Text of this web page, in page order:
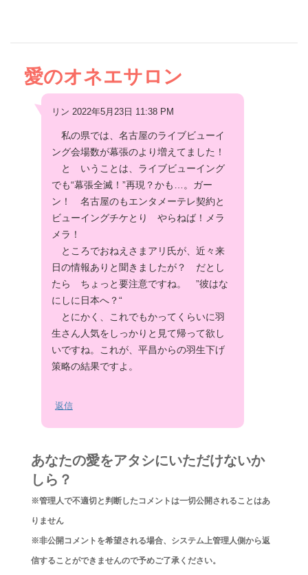
愛のオネエサロン
リン 2022年5月23日 11:38 PM
私の県では、名古屋のライブビューイ
ング会場数が幕張のより増えてました！
と いうことは、ライブビューイング
でも“幕張全滅！”再現？かも…。ガー
ン！ 名古屋のもエンタメーテレ契約と
ビューイングチケとり やらねば！メラ
メラ！
ところでおねえさまアリ氏が、近々来
日の情報ありと聞きましたが？ だとし
たら ちょっと要注意ですね。 ”彼はな
にしに日本へ？“
とにかく、これでもかってくらいに羽
生さん人気をしっかりと見て帰って欲し
いですね。これが、平昌からの羽生下げ
策略の結果ですよ。
返信
あなたの愛をアタシにいただけないか
しら？
※管理人で不適切と判断したコメントは一切公開されることはあ
りません
※非公開コメントを希望される場合、システム上管理人側から返
信することができませんので予めご了承ください。